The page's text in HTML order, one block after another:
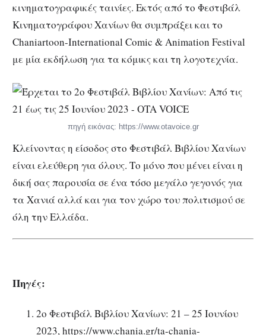
κινηματογραφικές ταινίες. Εκτός από το Φεστιβάλ
Κινηματογράφου Χανίων θα συμπράξει και το
Chaniartoon-International Comic & Animation Festival
με μία εκδήλωση για τα κόμικς και τη λογοτεχνία.
πηγή εικόνας: https://www.otavoice.gr
Κλείνοντας η είσοδος στο Φεστιβάλ Βιβλίου Χανίων
είναι ελεύθερη για όλους. Το μόνο που μένει είναι η
δική σας παρουσία σε ένα τόσο μεγάλο γεγονός για
τα Χανιά αλλά και για τον χώρο του πολιτισμού σε
όλη την Ελλάδα.
Πηγές:
2ο Φεστιβάλ Βιβλίου Χανίων: 21 – 25 Ιουνίου
2023, https://www.chania.gr/ta-chania-